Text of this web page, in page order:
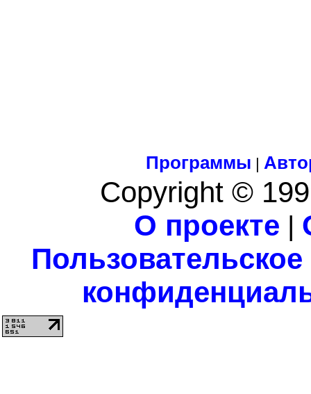
Программы |
Copyright ©
О проекте |